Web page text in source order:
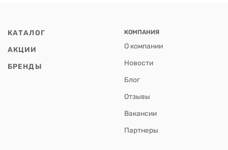
КАТАЛОГ
АКЦИИ
БРЕНДЫ
КОМПАНИЯ
О компании
Новости
Блог
Отзывы
Вакансии
Партнеры